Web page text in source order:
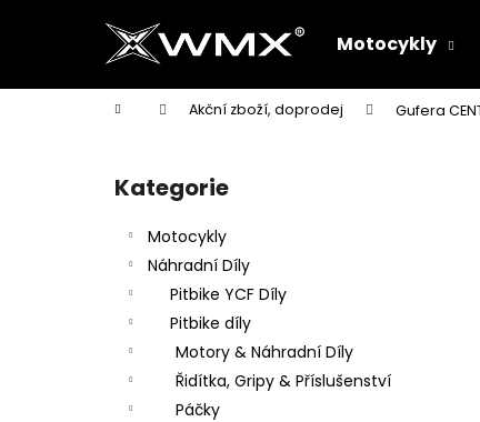
Motocykly
Domů Akční zboží, doprodej Gufera
Přeskočit
kategorie
Kategorie
Motocykly
Náhradní Díly
Pitbike YCF Díly
Pitbike díly
Motory & Náhradní Díly
Řidítka, Gripy & Příslušenství
Páčky
í
Zpět
do
Zpět
do